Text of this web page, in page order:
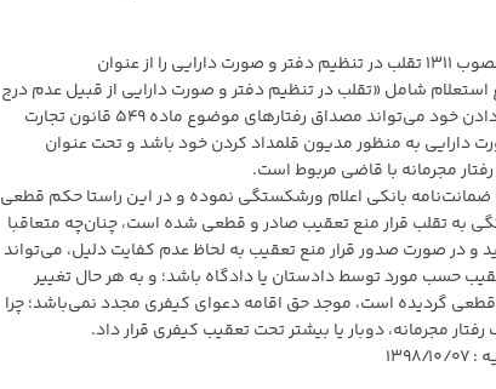
۱- با تذکر این که مقنن در قسمت اخیر بند ۳ ماده ۵۴۲ قانون تجارت مصوب ۱۳۱۱ تقلب در تنظیم دفتر و صورت دارایی را از عنوان
شامل «تقلب در تنظیم دفتر و صورت دارایی از قبیل عدم درج
واقعی معاملات و سود و زیان حاصل از آن‌ها با هدف ورشکسته جلوه دادن خود می‌تواند مصداق رفتارهای موضوع ماده ۵۴۹ قانون تجارت
دارایی به منظور مدیون قلمداد کردن خود باشد و تحت عنوان
مجرمانه با قاضی مربوط است.
بانکی اعلام ورشکستگی نموده و در این راستا حکم قطعی
به تقلب قرار منع تعقیب صادر و قطعی شده است، چنان‌چه متعاقبا
در صورت صدور قرار منع تعقیب به لحاظ عدم کفایت دلیل، می‌تواند
آیین دادرسی کیفری مصوب ۱۳۹۲ و تجویز تعقیب حسب مورد توسط دادستان یا دادگاه باشد؛ و به هر حال تغییر
گردیده است، موجد حق اقامه دعوای کیفری مجدد نمی‌باشد؛ چرا
مجرمانه، دوبار یا بیشتر تحت تعقیب کیفری قرار داد.